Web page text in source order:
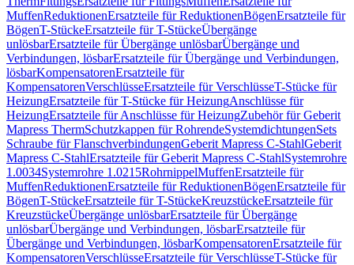
MuffenReduktionenErsatzteile für ReduktionenBögenErsatzteile für
BögenT-StückeErsatzteile für T-StückeÜbergänge
unlösbarErsatzteile für Übergänge unlösbarÜbergänge und
Verbindungen, lösbarErsatzteile für Übergänge und Verbindungen,
lösbarKompensatorenErsatzteile für
KompensatorenVerschlüsseErsatzteile für VerschlüsseT-Stücke für
HeizungErsatzteile für T-Stücke für HeizungAnschlüsse für
HeizungErsatzteile für Anschlüsse für HeizungZubehör für Geberit
Mapress ThermSchutzkappen für RohrendeSystemdichtungenSets
Schraube für FlanschverbindungenGeberit Mapress C-StahlGeberit
Mapress C-StahlErsatzteile für Geberit Mapress C-StahlSystemrohre
1.0034Systemrohre 1.0215RohrnippelMuffenErsatzteile für
MuffenReduktionenErsatzteile für ReduktionenBögenErsatzteile für
BögenT-StückeErsatzteile für T-StückeKreuzstückeErsatzteile für
KreuzstückeÜbergänge unlösbarErsatzteile für Übergänge
unlösbarÜbergänge und Verbindungen, lösbarErsatzteile für
Übergänge und Verbindungen, lösbarKompensatorenErsatzteile für
KompensatorenVerschlüsseErsatzteile für VerschlüsseT-Stücke für